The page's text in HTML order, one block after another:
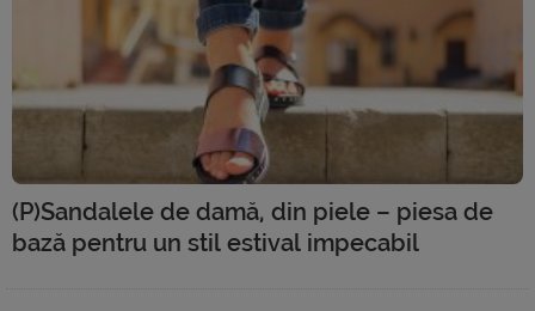
(P)Sandalele de damă, din piele – piesa de
bază pentru un stil estival impecabil